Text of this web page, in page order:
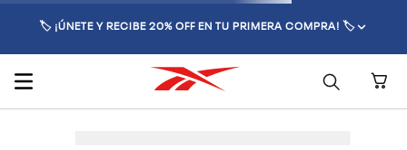
🏷️ ¡ÚNETE Y RECIBE 20% OFF EN TU PRIMERA COMPRA! 🏷️